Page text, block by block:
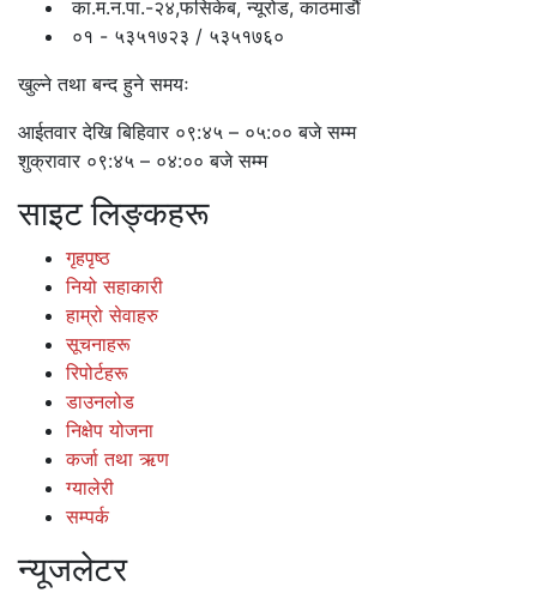
का.म.न.पा.-२४,फसिकेब, न्यूरोड, काठमाडौं
०१ - ५३५१७२३ / ५३५१७६०
खुल्ने तथा बन्द हुने समयः
आईतवार देखि बिहिवार ०९:४५ – ०५:०० बजे सम्म
शुक्रावार ०९:४५ – ०४:०० बजे सम्म
साइट लिङ्कहरू
गृहपृष्ठ
नियो सहाकारी
हाम्रो सेवाहरु
सूचनाहरू
रिपोर्टहरू
डाउनलोड
निक्षेप योजना
कर्जा तथा ऋण
ग्यालेरी
सम्पर्क
न्यूजलेटर